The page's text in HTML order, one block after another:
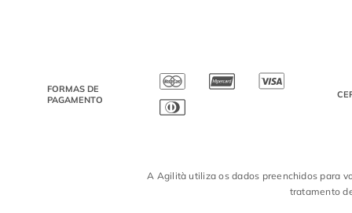
FORMAS DE
PAGAMENTO
A Agilità utiliza os dados preenchidos para
tratamento